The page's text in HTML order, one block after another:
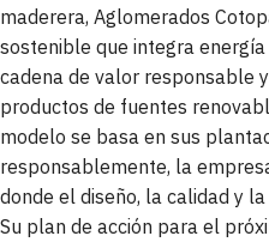
maderera, Aglomerados
sostenible que integra
cadena de valor responsable
productos de fuentes
modelo se basa en sus
responsablemente, la
donde el diseño, la calidad y
Su plan de acción para el